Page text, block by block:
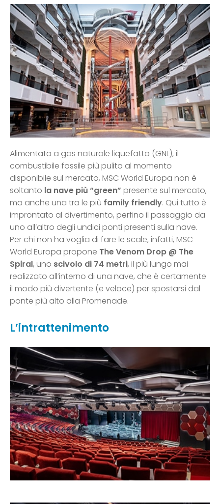
Alimentata a gas naturale liquefatto (GNL), il
combustibile fossile più pulito al momento
disponibile sul mercato, MSC World Europa non è
soltanto la nave più “green” presente sul mercato,
ma anche una tra le più family friendly. Qui tutto è
improntato al divertimento, perfino il passaggio da
uno all’altro degli undici ponti presenti sulla nave.
Per chi non ha voglia di fare le scale, infatti, MSC
World Europa propone The Venom Drop @ The
Spiral, uno scivolo di 74 metri, il più lungo mai
realizzato all’interno di una nave, che è certamente
il modo più divertente (e veloce) per spostarsi dal
ponte più alto alla Promenade.
L’intrattenimento